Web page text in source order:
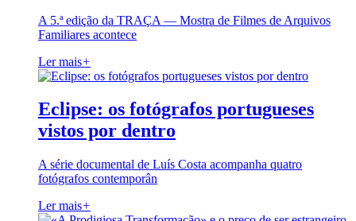
A 5.ª edição da TRAÇA — Mostra de Filmes de Arquivos
Familiares acontece
Ler mais+
Eclipse: os fotógrafos portugueses
vistos por dentro
A série documental de Luís Costa acompanha quatro
fotógrafos contemporân
Ler mais+